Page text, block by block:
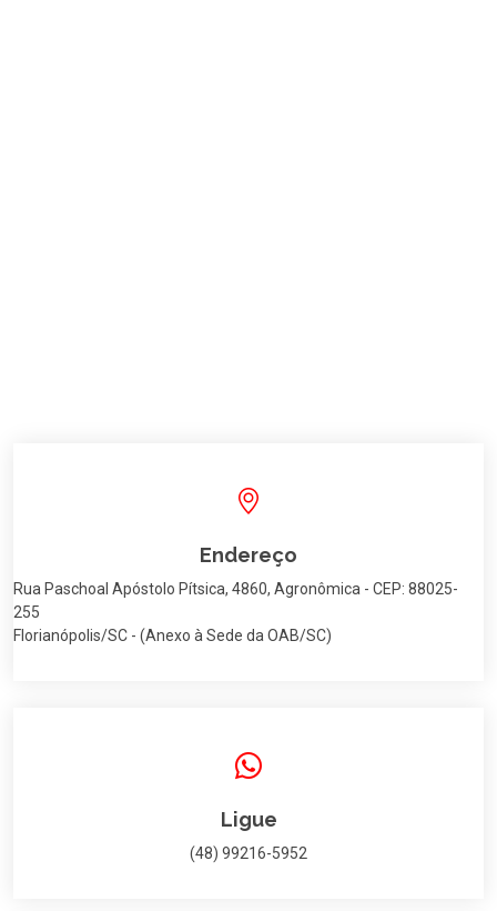
Endereço
Rua Paschoal Apóstolo Pítsica, 4860, Agronômica - CEP: 88025-
255
Florianópolis/SC - (Anexo à Sede da OAB/SC)
Ligue
(48) 99216-5952